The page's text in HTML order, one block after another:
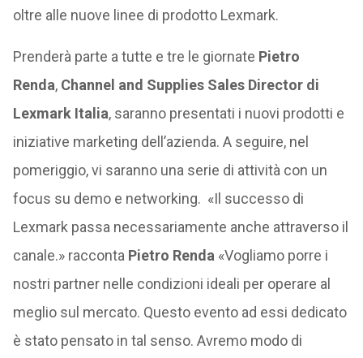
oltre alle nuove linee di prodotto Lexmark.
Prenderà parte a tutte e tre le giornate Pietro
Renda, Channel and Supplies Sales Director di
Lexmark Italia, saranno presentati i nuovi prodotti e
iniziative marketing dell’azienda. A seguire, nel
pomeriggio, vi saranno una serie di attività con un
focus su demo e networking. «Il successo di
Lexmark passa necessariamente anche attraverso il
canale.» racconta Pietro Renda «Vogliamo porre i
nostri partner nelle condizioni ideali per operare al
meglio sul mercato. Questo evento ad essi dedicato
è stato pensato in tal senso. Avremo modo di